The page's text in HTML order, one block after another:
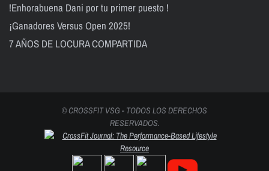
!Enhorabuena Dani por tu primer puesto !
¡Ganadores Versus Open 2025!
7 AÑOS DE LOCURA COMPARTIDA
© CROSSFIT VSG - TODOS LOS DERECHOS
RESERVADOS.